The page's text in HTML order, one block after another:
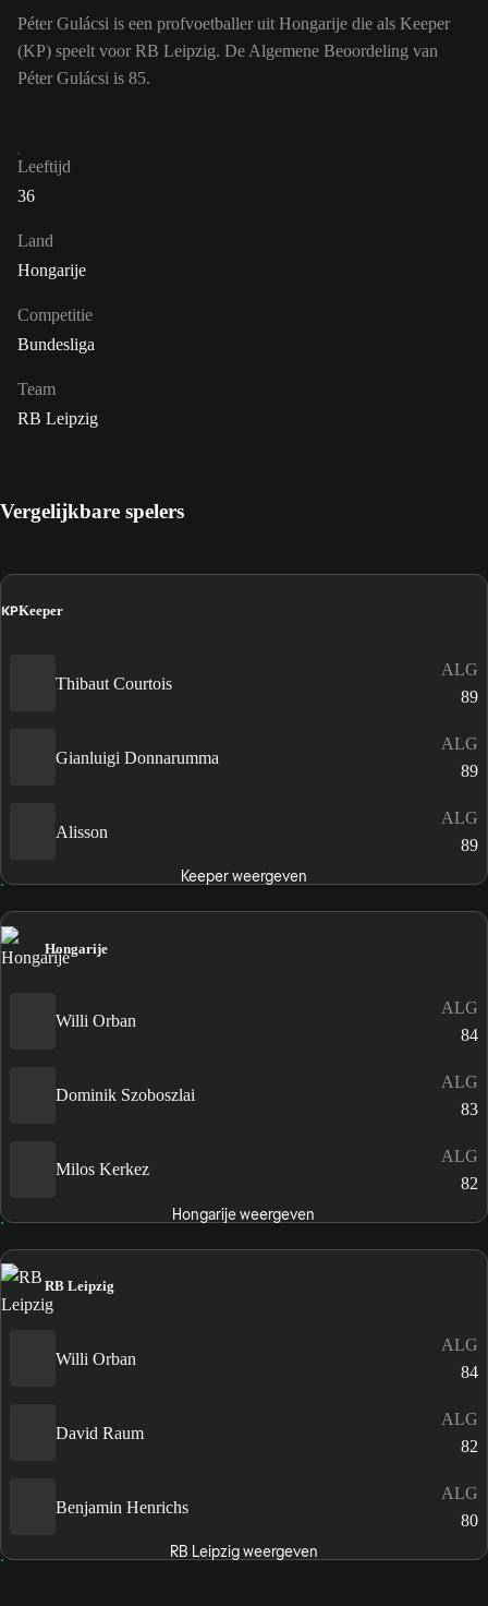
Péter Gulácsi is een profvoetballer uit Hongarije die als Keeper
(KP) speelt voor RB Leipzig. De Algemene Beoordeling van
Péter Gulácsi is 85.
Leeftijd
36
Land
Hongarije
Competitie
Bundesliga
Team
RB Leipzig
Vergelijkbare spelers
KPKeeper
Thibaut Courtois
ALG
89
Gianluigi Donnarumma
ALG
89
Alisson
ALG
89
Keeper weergeven
Hongarije
Willi Orban
ALG
84
Dominik Szoboszlai
ALG
83
Milos Kerkez
ALG
82
Hongarije weergeven
RB Leipzig
Willi Orban
ALG
84
David Raum
ALG
82
Benjamin Henrichs
ALG
80
RB Leipzig weergeven